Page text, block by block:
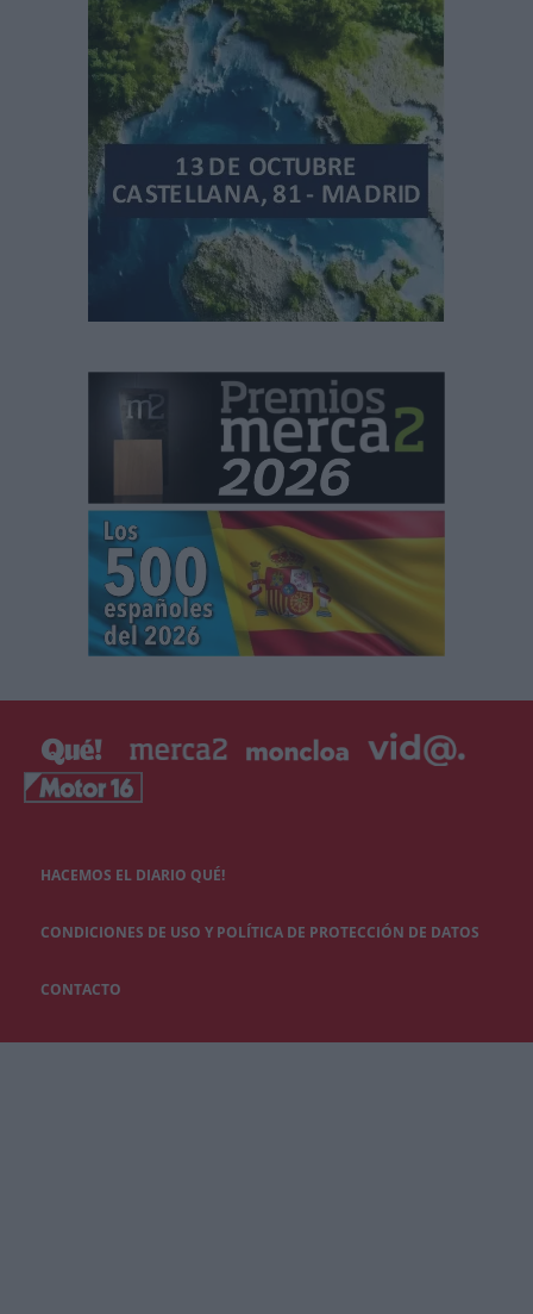
HACEMOS EL DIARIO QUÉ!
CONDICIONES DE USO Y POLÍTICA DE PROTECCIÓN DE DATOS
CONTACTO